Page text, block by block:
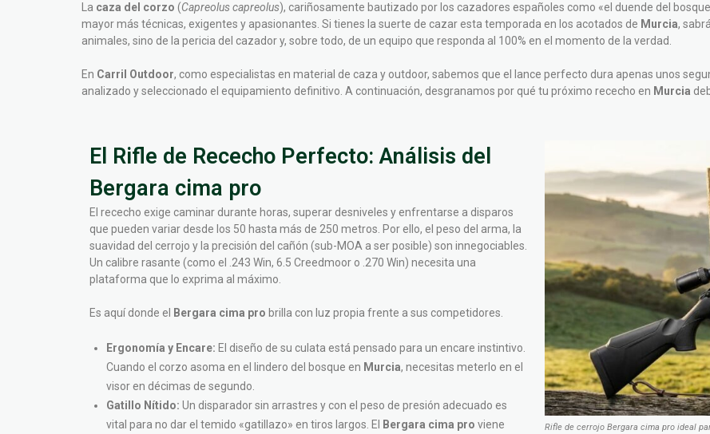
La caza del corzo (Capreolus capreolus), cariñosamente bautizado por los cazadores españoles como «el duende del
mayor más técnicas, exigentes y apasionantes. Si tienes la suerte de cazar esta temporada en los acotados de Murcia,
animales, sino de la pericia del cazador y, sobre todo, de un equipo que responda al 100% en el momento de la verdad.
En Carril Outdoor, como especialistas en material de caza y outdoor, sabemos que el lance perfecto dura apenas unos
analizado y seleccionado el equipamiento definitivo. A continuación, desgranamos por qué tu próximo rececho en Murcia
El Rifle de Rececho Perfecto: Análisis del
Bergara cima pro
El rececho exige caminar durante horas, superar desniveles y enfrentarse a disparos
que pueden variar desde los 50 hasta más de 250 metros. Por ello, el peso del arma, la
suavidad del cerrojo y la precisión del cañón (sub-MOA a ser posible) son innegociables.
Un calibre rasante (como el .243 Win, 6.5 Creedmoor o .270 Win) necesita una
plataforma que lo exprima al máximo.
Es aquí donde el Bergara cima pro brilla con luz propia frente a sus competidores.
Ergonomía y Encare: El diseño de su culata está pensado para un encare instintivo.
Cuando el corzo asoma en el lindero del bosque en Murcia, necesitas meterlo en el
visor en décimas de segundo.
Gatillo Nítido: Un disparador sin arrastres y con el peso de presión adecuado es
vital para no dar el temido «gatillazo» en tiros largos. El
Bergara cima pro viene
Rifle de cerrojo Bergara cima pro ideal